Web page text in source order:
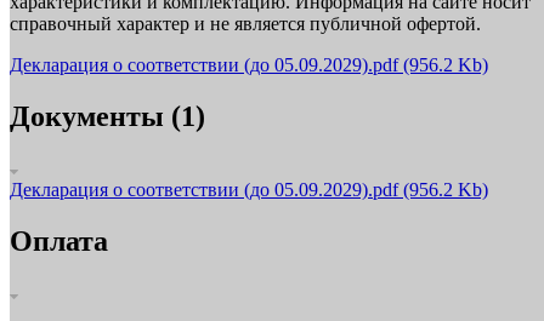
справочный характер и не является публичной офертой.
Декларация о соответствии (до 05.09.2029).pdf(956.2 Kb)
Документы (1)
Декларация о соответствии (до 05.09.2029).pdf(956.2 Kb)
Оплата